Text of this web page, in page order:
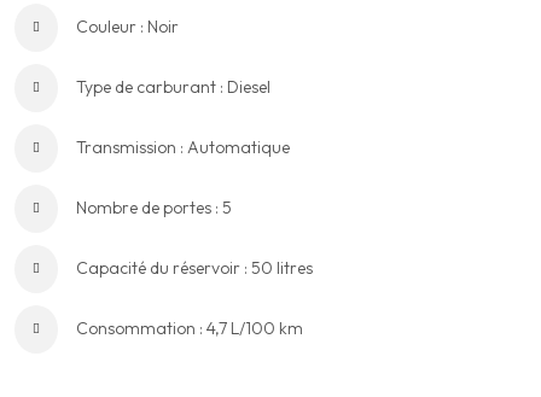
Couleur : Noir
Type de carburant : Diesel
Transmission : Automatique
Nombre de portes : 5
Capacité du réservoir : 50 litres
Consommation : 4,7 L/100 km